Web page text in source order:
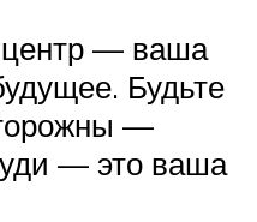
— ваша
Будьте
—
— это ваша